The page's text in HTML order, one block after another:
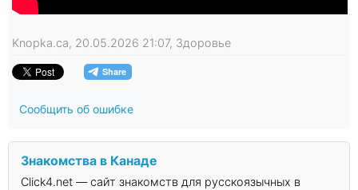
Knopka.ca, 20.05.2026 21:07, Здоровье
Сообщить об ошибке
Знакомства в Канаде
Click4.net — сайт знакомств для русскоязычных в